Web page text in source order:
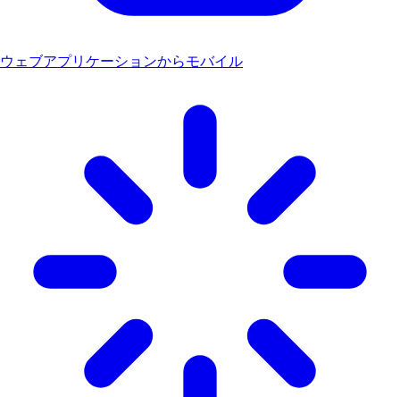
ウェブアプリケーションからモバイル